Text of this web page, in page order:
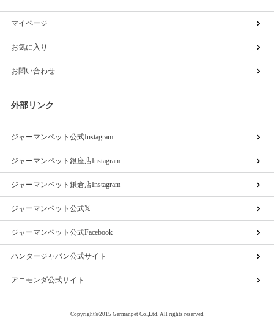
マイページ
お気に入り
お問い合わせ
外部リンク
ジャーマンペット公式Instagram
ジャーマンペット銀座店Instagram
ジャーマンペット鎌倉店Instagram
ジャーマンペット公式𝕏
ジャーマンペット公式Facebook
ハンタージャパン公式サイト
アニモンダ公式サイト
Copyright©2015 Germanpet Co.,Ltd. All rights reserved